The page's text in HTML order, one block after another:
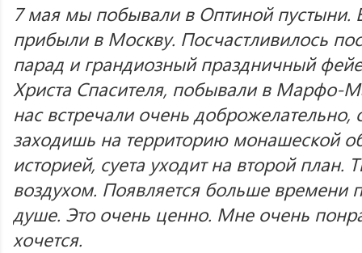
7 мая мы побывали в Оптиной
прибыли в Москву. Посчастливилось
парад и грандиозный праздничный
Христа Спасителя, побывали в Марфо-
нас встречали очень доброжелательно,
заходишь на территорию монашеской
историей, суета уходит на второй
воздухом. Появляется больше времени
душе. Это очень ценно. Мне очень
хочется.